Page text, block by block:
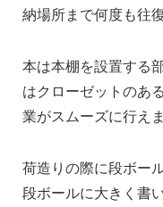
納場所まで何度も往
本は本棚を設置する
はクローゼットのあ
業がスムーズに行えま
荷造りの際に段ボー
段ボールに大きく書